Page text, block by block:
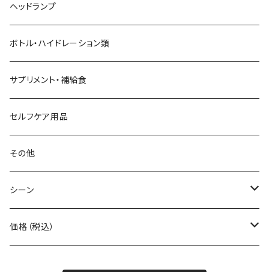
AZUMA BAG
BANANA GO
Beruf Baggage
Body Glide
BONE
BOOKMAN
carb
ショルダーバッグ
トートバッグ
2WAYバッグ/3WAYバッグ
その他バッグ
サングラス
てぬぐい
財布
アームカバー
ネックゲイター
ヘッドランプ
ボトル・ハイドレーション類
サプリメント・補給食
セルフケア用品
その他
シーン
自転車
価格（税込）